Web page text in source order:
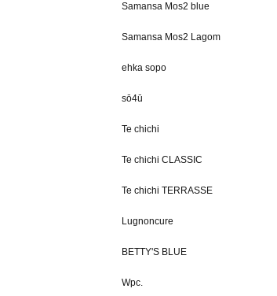
Samansa Mos2 blue
Samansa Mos2 Lagom
ehka sopo
sō4ū
Te chichi
Te chichi CLASSIC
Te chichi TERRASSE
Lugnoncure
BETTY'S BLUE
Wpc.